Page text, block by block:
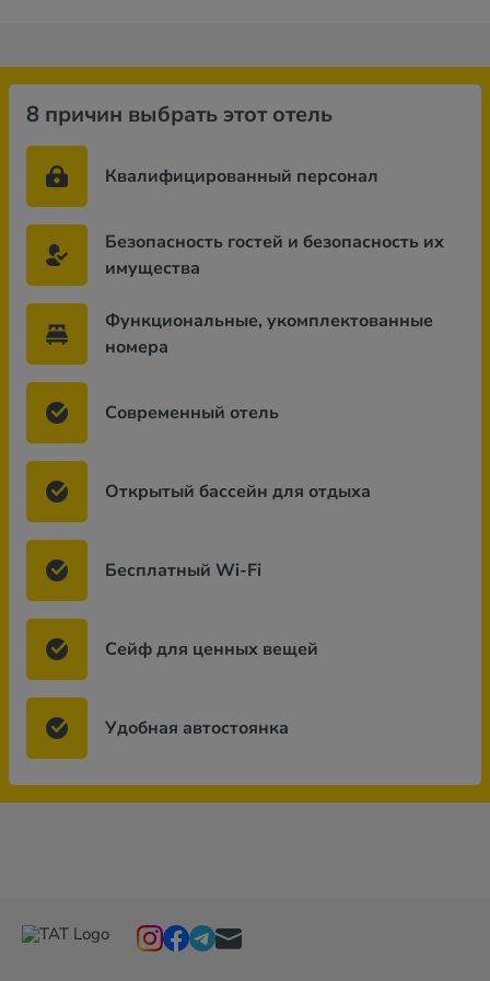
8 причин выбрать этот отель
Квалифицированный персонал
Безопасность гостей и безопасность их
имущества
Функциональные, укомплектованные
номера
Современный отель
Открытый бассейн для отдыха
Бесплатный Wi-Fi
Сейф для ценных вещей
Удобная автостоянка